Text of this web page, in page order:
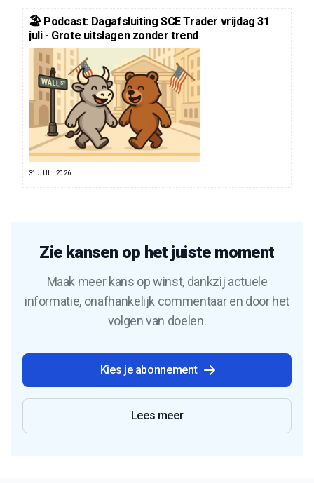
🏖️ Podcast: Dagafsluiting SCE Trader vrijdag 31
juli - Grote uitslagen zonder trend
31 JUL. 2026
Zie kansen op het juiste moment
Maak meer kans op winst, dankzij actuele
informatie, onafhankelijk commentaar en door het
volgen van doelen.
Kies je abonnement
Lees meer